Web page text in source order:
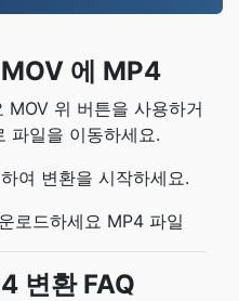
에 MP4
MOV 위 버튼을 사용하거
파일을 이동하세요.
여 변환을 시작하세요.
로드하세요 MP4 파일
변환 FAQ